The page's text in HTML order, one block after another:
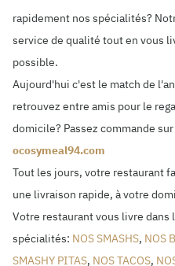
rapidement nos spécialités?
service de qualité tout en vous
possible.
Aujourd'hui c'est le match de
retrouvez entre amis pour le
domicile? Passez commande
ocosymeal94.com
Tout les jours, votre restaurant
une livraison rapide, à votre
Votre restaurant vous livre dans
spécialités: NOS SMASHS, NOS
SMASHY PITAS, NOS TACOS,